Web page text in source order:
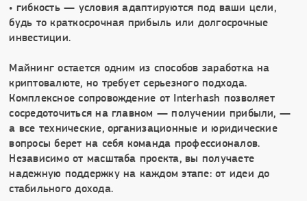
• гибкость — условия адаптируются под ваши цели,
будь то краткосрочная прибыль или долгосрочные
инвестиции.
Майнинг остается одним из способов заработка на
криптовалюте, но требует серьезного подхода.
Комплексное сопровождение от Interhash позволяет
сосредоточиться на главном — получении прибыли, —
а все технические, организационные и юридические
вопросы берет на себя команда профессионалов.
Независимо от масштаба проекта, вы получаете
надежную поддержку на каждом этапе: от идеи до
стабильного дохода.